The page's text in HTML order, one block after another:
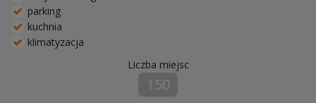
parking
kuchnia
klimatyzacja
Liczba miejsc
150